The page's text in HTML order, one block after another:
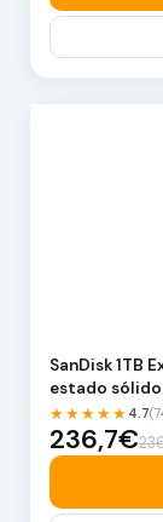
SanDisk 1TB
estado sólido
★★★★★ 4.7
236,7€